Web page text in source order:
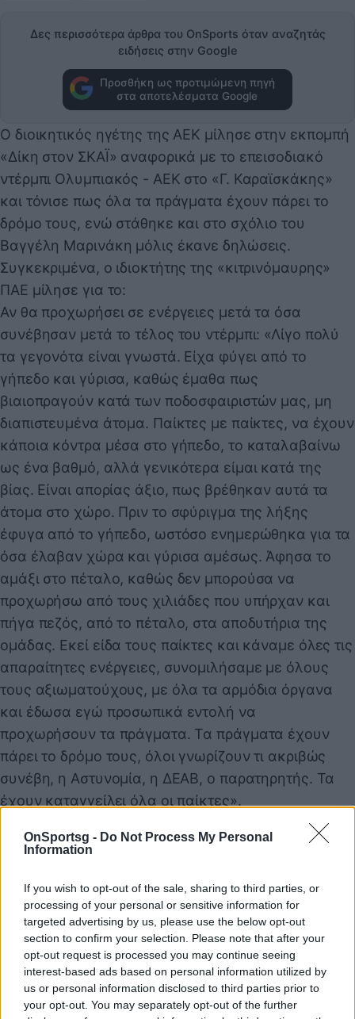
OnSportsg - Do Not Process My Personal
Information
If you wish to opt-out of the sale, sharing to third parties, or
processing of your personal or sensitive information for
targeted advertising by us, please use the below opt-out
section to confirm your selection. Please note that after your
opt-out request is processed you may continue seeing
interest-based ads based on personal information utilized by
us or personal information disclosed to third parties prior to
your opt-out. You may separately opt-out of the further
Δες περισσότερα άρθρα του OnSports όταν αναζητάς
ειδήσεις στην Google
Προσθήκη ως προτιμώμενη πηγή
στα αποτελέσματα Google
Ο διοικητικός ηγέτης της ΑΕΚ μίλησε στην εκπομπή
«Δίκη στον ΣΚΑΪ» αναφορικά με το επεισοδιακό
ντέρμπι Ολυμπιακός - ΑΕΚ στο «Γ. Καραϊσκάκης»
και τόνισε πως όλα τα πράγματα έχουν πάρει το
δρόμο τους, ενώ στάθηκε και στο σχόλιο του
Βαγγέλη Μαρινάκη μόλις έκανε δηλώσεις.
Συγκεκριμένα, ο ιδιοκτήτης της «κιτρινόμαυρης»
ΠΑΕ μίλησε για το:
Αν θα προχωρήσει σε ενέργειες μετά τα όσα
συνέβησαν μετά το τέλος του ντέρμπι: «Λίγο πολύ
τα γεγονότα είναι γνωστά. Είχα φύγει από το
γήπεδο και γύρισα, καθώς έμαθα πως
βιαιοπραγούν κατά των ποδοσφαιριστών μας, μη
διαπιστευμένα άτομα. Παίκτες με παίκτες, να έχουν
κάποια κόντρα μέσα στο γήπεδο, το καταλαβαίνω
ως ένα βαθμό, αλλά γενικότερα είμαι κατά της
βίας. Είναι απορίας άξιο, πως βρέθηκαν αυτά τα
άτομα στο χώρο. Πριν το σφύριγμα της λήξης
έφυγα από το γήπεδο, ωστόσο ενημερώθηκα για τα
όσα έλαβαν χώρα και γύρισα αμέσως. Άφησα το
αμάξι στο πέταλο, καθώς δεν μπορούσα να
προχωρήσω από τους χιλιάδες που υπήρχαν και
πήγα πεζός, από το πέταλο, στα αποδυτήρια της
ομάδας. Εκεί είδα τους παίκτες και κάναμε όλες τις
απαραίτητες ενέργειες, συνομιλήσαμε με όλους
τους αξιωματούχους, με όλα τα αρμόδια όργανα
και έδωσα εγώ προσωπικά εντολή να
προχωρήσουν τα πράγματα. Τα πράγματα έχουν
πάρει το δρόμο τους, όλοι γνωρίζουν τι ακριβώς
συνέβη, η Αστυνομία, η ΔΕΑΒ, ο παρατηρητής. Τα
έχουν καταγγείλει όλα οι παίκτες».
Το σχόλιο του Βαγγέλη Μαρινάκη και για το εάν το
άκουσε: «Όχι δεν το άκουσα τίποτα, όμως μετά από
προκαλεί εντύπωση, είναι ότι ο πρόεδρος της Super
League, που έχει στην κατοχή του media,
αποκάλεσε τους δημοσιογράφους, τσίρκο. Εκτός κι
αν εννοούσε πως είναι γενναίοι και πως
ακροβατούν στη δύσκολη δουλειά που κάνουν».
Το δημοσίευμα για τον Έλληνα παίκτη που έβριζε